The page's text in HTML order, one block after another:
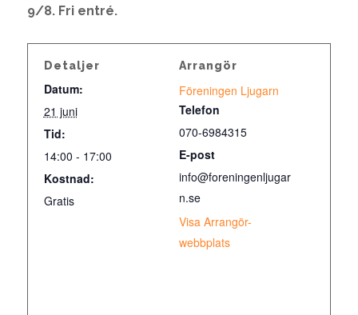
9/8. Fri entré.
Detaljer
Datum:
21 juni
Tid:
14:00 - 17:00
Kostnad:
Gratis
Arrangör
Föreningen Ljugarn
Telefon
070-6984315
E-post
info@foreningenljugar
n.se
Visa Arrangör-
webbplats